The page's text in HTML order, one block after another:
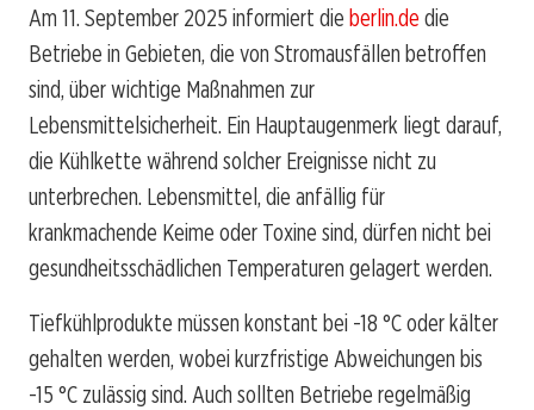
Am 11. September 2025 informiert die berlin.de die
Betriebe in Gebieten, die von Stromausfällen betroffen
sind, über wichtige Maßnahmen zur
Lebensmittelsicherheit. Ein Hauptaugenmerk liegt darauf,
die Kühlkette während solcher Ereignisse nicht zu
unterbrechen. Lebensmittel, die anfällig für
krankmachende Keime oder Toxine sind, dürfen nicht bei
gesundheitsschädlichen Temperaturen gelagert werden.
Tiefkühlprodukte müssen konstant bei -18 °C oder kälter
gehalten werden, wobei kurzfristige Abweichungen bis
-15 °C zulässig sind. Auch sollten Betriebe regelmäßig